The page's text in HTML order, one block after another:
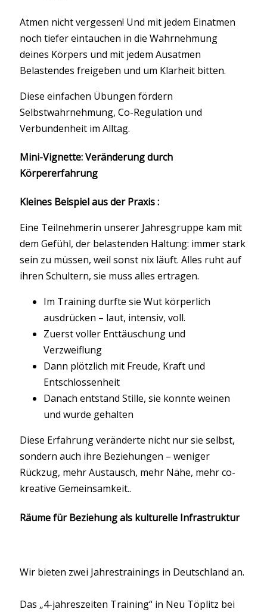
Atmen nicht vergessen! Und mit jedem Einatmen
noch tiefer eintauchen in die Wahrnehmung
deines Körpers und mit jedem Ausatmen
Belastendes freigeben und um Klarheit bitten.
Diese einfachen Übungen fördern
Selbstwahrnehmung, Co-Regulation und
Verbundenheit im Alltag.
Mini-Vignette: Veränderung durch
Körpererfahrung
Kleines Beispiel aus der Praxis :
Eine Teilnehmerin unserer Jahresgruppe kam mit
dem Gefühl, der belastenden Haltung: immer stark
sein zu müssen, weil sonst nix läuft. Alles ruht auf
ihren Schultern, sie muss alles ertragen.
Im Training durfte sie Wut körperlich
ausdrücken – laut, intensiv, voll.
Zuerst voller Enttäuschung und
Verzweiflung
Dann plötzlich mit Freude, Kraft und
Entschlossenheit
Danach entstand Stille, sie konnte weinen
und wurde gehalten
Diese Erfahrung veränderte nicht nur sie selbst,
sondern auch ihre Beziehungen – weniger
Rückzug, mehr Austausch, mehr Nähe, mehr co-
kreative Gemeinsamkeit..
Räume für Beziehung als kulturelle Infrastruktur
Wir bieten zwei Jahrestrainings in Deutschland an.
Das „4-jahreszeiten Training“ in Neu Töplitz bei